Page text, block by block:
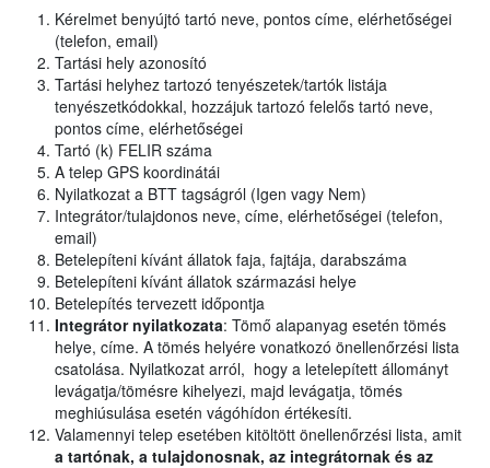
Kérelmet benyújtó tartó neve, pontos címe, elérhetőségei
(telefon, email)
Tartási hely azonosító
Tartási helyhez tartozó tenyészetek/tartók listája
tenyészetkódokkal, hozzájuk tartozó felelős tartó neve,
pontos címe, elérhetőségei
Tartó (k) FELIR száma
A telep GPS koordinátái
Nyilatkozat a BTT tagságról (Igen vagy Nem)
Integrátor/tulajdonos neve, címe, elérhetőségei (telefon,
email)
Betelepíteni kívánt állatok faja, fajtája, darabszáma
Betelepíteni kívánt állatok származási helye
Betelepítés tervezett időpontja
Integrátor nyilatkozata: Tömő alapanyag esetén tömés
helye, címe. A tömés helyére vonatkozó önellenőrzési lista
csatolása. Nyilatkozat arról, hogy a letelepített állományt
levágatja/tömésre kihelyezi, majd levágatja, tömés
meghiúsulása esetén vágóhídon értékesíti.
Valamennyi telep esetében kitöltött önellenőrzési lista, amit
a tartónak, a tulajdonosnak, az integrátornak és az